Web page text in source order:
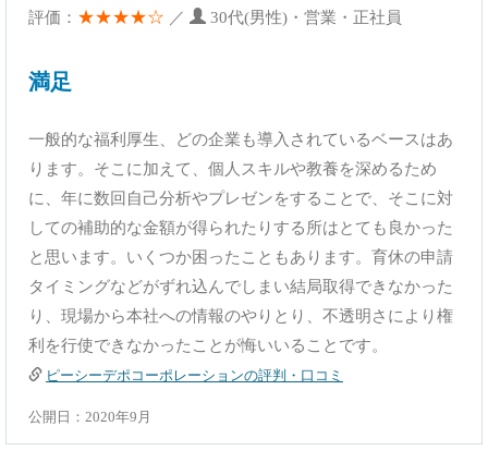
評価： ★★★★☆ ／ 30代(男性)・営業・正社員
満足
一般的な福利厚生、どの企業も導入されているベースはあ
ります。そこに加えて、個人スキルや教養を深めるため
に、年に数回自己分析やプレゼンをすることで、そこに対
しての補助的な金額が得られたりする所はとても良かった
と思います。いくつか困ったこともあります。育休の申請
タイミングなどがずれ込んでしまい結局取得できなかった
り、現場から本社への情報のやりとり、不透明さにより権
利を行使できなかったことが悔いいることです。
ピーシーデポコーポレーションの評判・口コミ
公開日：2020年9月